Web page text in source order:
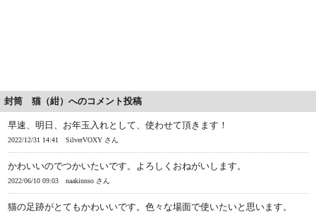
封筒 猫（紺）へのコメント投稿
早速、明日、お年玉入れとして、使わせて頂きます！
2022/12/31 14:41 SilverVOXY さん
かわいいのでつかいたいです。よろしくおねがいします。
2022/06/10 09:03 naakinnso さん
猫の足跡がとてもかわいいです。色々な場面で使いたいと思います。